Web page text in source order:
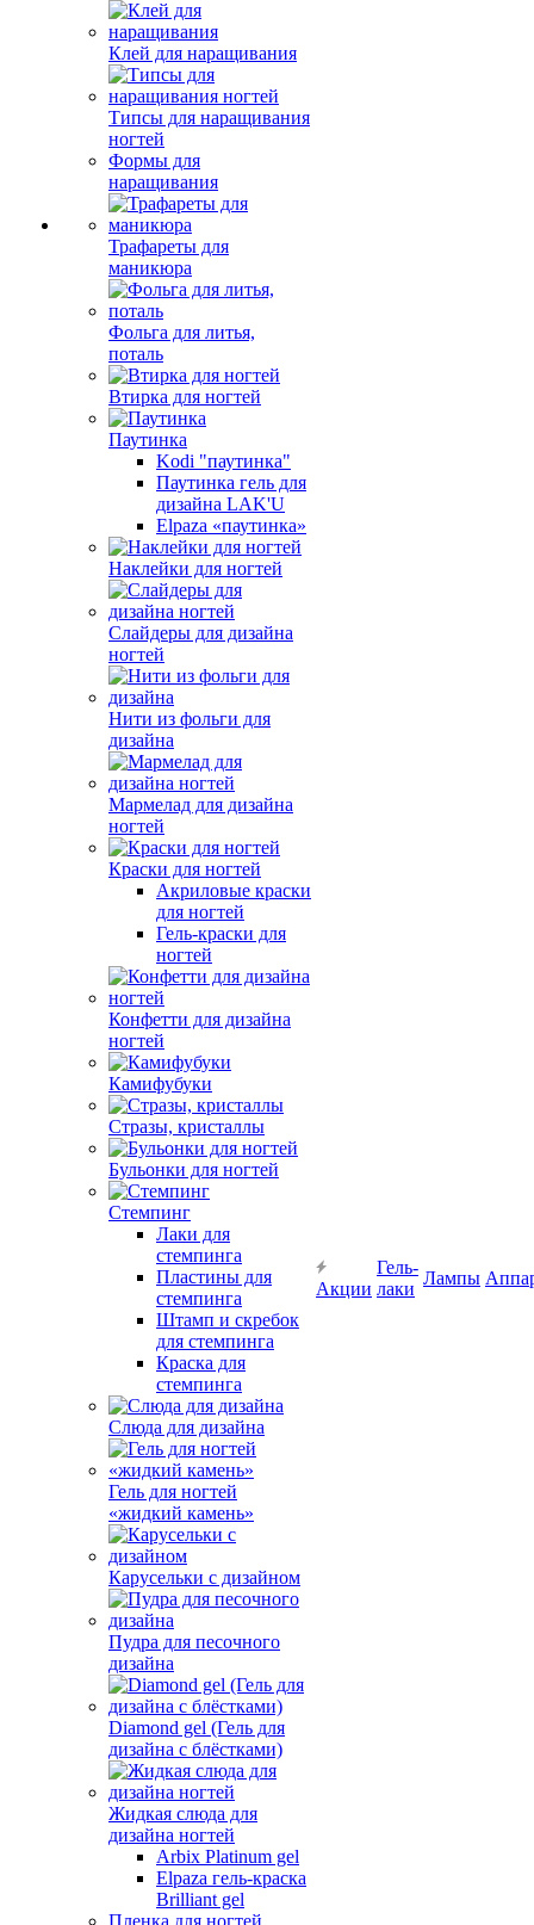
Клей для наращивания
Типсы для наращивания
ногтей
Формы для
наращивания
Трафареты для
маникюра
Фольга для литья,
поталь
Втирка для ногтей
Паутинка
Kodi "паутинка"
Паутинка гель для
дизайна LAK'U
Elpaza «паутинка»
Наклейки для ногтей
Слайдеры для дизайна
ногтей
Нити из фольги для
дизайна
Мармелад для дизайна
ногтей
Краски для ногтей
Акриловые краски
для ногтей
Гель-краски для
ногтей
Конфетти для дизайна
ногтей
Камифубуки
Стразы, кристаллы
Бульонки для ногтей
Стемпинг
Лаки для
стемпинга
Пластины для
стемпинга
Штамп и скребок
для стемпинга
Краска для
стемпинга
Слюда для дизайна
Гель для ногтей
«жидкий камень»
Карусельки с дизайном
Пудра для песочного
дизайна
Diamond gel (Гель для
дизайна с блёстками)
Жидкая слюда для
дизайна ногтей
Arbix Platinum gel
Elpaza гель-краска
Brilliant gel
Пленка для ногтей
Акции
Гель-
лаки
Лампы